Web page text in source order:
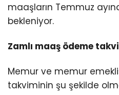
maaşların Temmuz
bekleniyor.
Zamlı maaş ödeme
Memur ve memur
takviminin şu şekilde